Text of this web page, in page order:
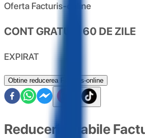
Oferta Facturis-online
CONT GRATUIT 60 DE ZILE
EXPIRAT
Obtine reducerea Facturis-online
Reduceri valabile